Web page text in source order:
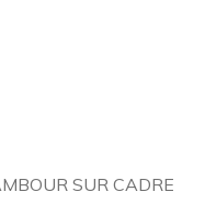
SUR CADRE